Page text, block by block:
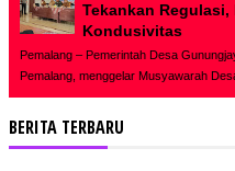
Tekankan
Kondusivitas
Pemalang – Pemerintah Desa
Pemalang, menggelar Musyawarah
BERITA TERBARU